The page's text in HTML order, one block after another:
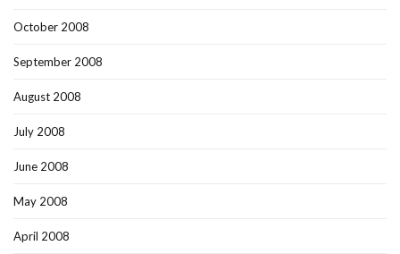
October 2008
September 2008
August 2008
July 2008
June 2008
May 2008
April 2008